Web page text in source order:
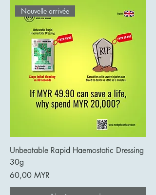
Nouvelle arrivée
Unbeatable Rapid Haemostatic Dressing
30g
Prix
60,00 MYR